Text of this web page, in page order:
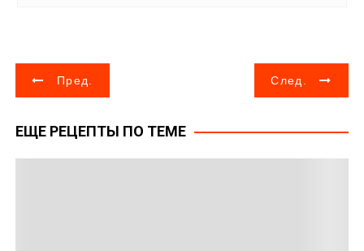
Н
в
Пред. След.
ЕЩЕ РЕЦЕПТЫ ПО ТЕМЕ